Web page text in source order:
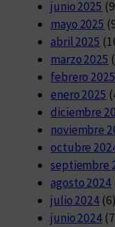
junio 2025
mayo 2025
abril 2025
marzo 2025
febrero 2025
enero 2025
diciembre
noviembre
octubre
septiembre
agosto 2024
julio 2024 (6)
junio 2024